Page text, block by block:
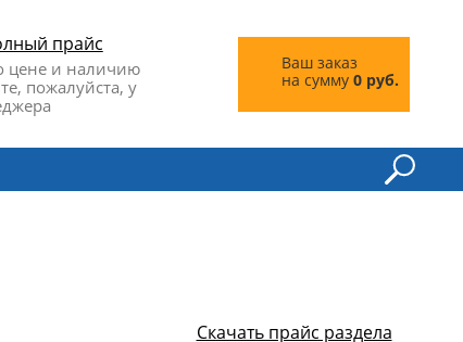
прайс
и наличию
пожалуйста, у
Ваш заказ
на сумму 0 руб.
Скачать прайс раздела